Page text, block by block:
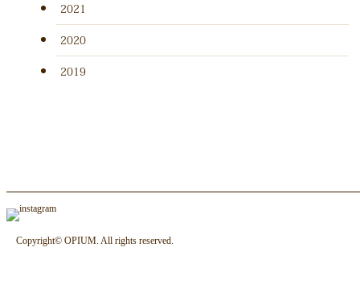
2021
2020
2019
Copyright© OPIUM. All rights reserved.